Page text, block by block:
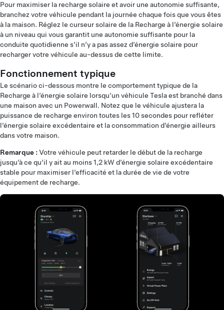
Pour maximiser la recharge solaire et avoir une autonomie suffisante,
branchez votre véhicule pendant la journée chaque fois que vous êtes
à la maison. Réglez le curseur solaire de la Recharge à l’énergie solaire
à un niveau qui vous garantit une autonomie suffisante pour la
conduite quotidienne s’il n’y a pas assez d’énergie solaire pour
recharger votre véhicule au-dessus de cette limite.
Fonctionnement typique
Le scénario ci-dessous montre le comportement typique de la
Recharge à l’énergie solaire lorsqu’un véhicule Tesla est branché dans
une maison avec un Powerwall. Notez que le véhicule ajustera la
puissance de recharge environ toutes les 10 secondes pour refléter
l’énergie solaire excédentaire et la consommation d’énergie ailleurs
dans votre maison.
Remarque : Votre véhicule peut retarder le début de la recharge
jusqu’à ce qu’il y ait au moins 1,2 kW d’énergie solaire excédentaire
stable pour maximiser l’efficacité et la durée de vie de votre
équipement de recharge.